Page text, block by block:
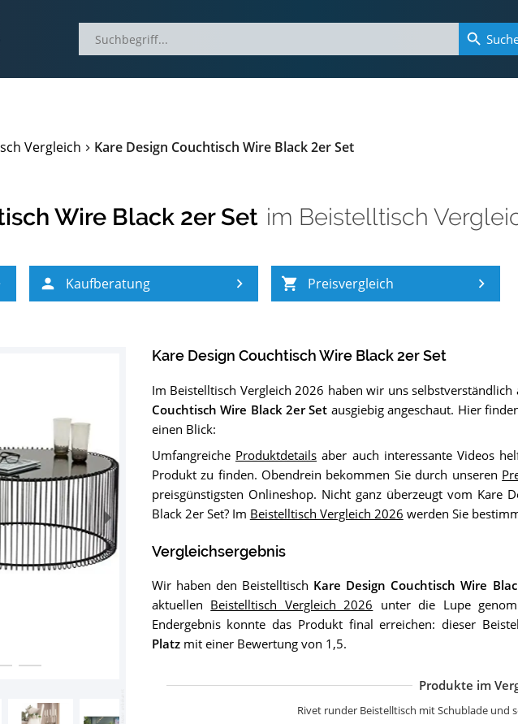
Vergleich Kare Design Couchtisch Wire Black 2er Set
Wire Black 2er Set im Beistelltisch
Kaufberatung Preisvergleich
Kare Design Couchtisch Wire Black 2er Set
Im Beistelltisch Vergleich 2026 haben wir uns selbstverständlich
Couchtisch Wire Black 2er Set ausgiebig angeschaut. Hier
einen Blick:
Umfangreiche Produktdetails aber auch interessante Videos
Produkt zu finden. Obendrein bekommen Sie durch unseren
preisgünstigsten Onlineshop. Nicht ganz überzeugt vom Kare
Black 2er Set? Im Beistelltisch Vergleich 2026 werden Sie
Vergleichsergebnis
Wir haben den Beistelltisch Kare Design Couchtisch Wire
aktuellen Beistelltisch Vergleich 2026 unter die Lupe
Endergebnis konnte das Produkt final erreichen: dieser
Platzmit einer Bewertung von 1,5.
Produkte im
Rivet runder Beistelltisch mit Schublade und
LIFA
Rivet
Rivet
Tosel
Felis